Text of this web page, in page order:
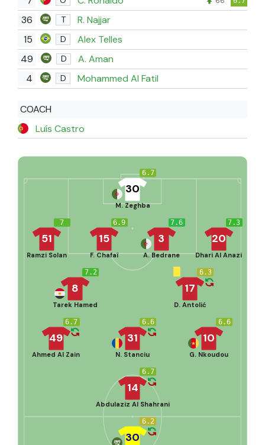
36 T
R. Najjar
15
D
Alex Telles
49
D
A. Aman
4
D Mohammed Al Fatil
COACH
Luís Castro
6.7
30
M. Zeghba
7.3
20
Dhari Al Anazi
7.6
3
A. Bedrane
6.9
15
F. Chafaï
7
51
Ramzi Solan
6.3
17
D. Antolić
7.2
8
Tarek Hamed
6.6
10
G. Nkoudou
6.6
31
N. Stanciu
6.7
49
Ahmed Al Zain
6.7
14
Abdulaziz Al Shahrani
6.2
30